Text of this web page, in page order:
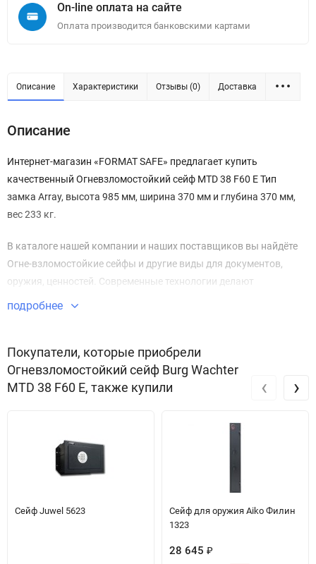
On-line оплата на сайте
Оплата производится банковскими картами
Описание Характеристики Отзывы (0) Доставка
Описание
Интернет-магазин «FORMAT SAFE» предлагает купить
качественный Огневзломостойкий сейф MTD 38 F60 E Тип
замка Array, высота 985 мм, ширина 370 мм и глубина 370 мм,
вес 233 кг.
В каталоге нашей компании и наших поставщиков вы найдёте
Огне-взломостойкие сейфы и другие виды для документов,
оружия, ценностей. Современные технологии делают
Огневзломостойкий сейф MTD 38 F60 E безупречным в плане
Звоните по телефону +7 495 220 33 01
подробнее
Покупатели, которые приобрели
Огневзломостойкий сейф Burg Wachter
MTD 38 F60 E, также купили
Сейф Juwel 5623
Сейф для оружия Aiko Филин
1323
28 645 ₽
‹ ›